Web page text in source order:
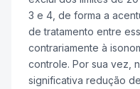
3 e 4, de forma a
de tratamento entre
contrariamente à
controle. Por sua vez,
significativa redução